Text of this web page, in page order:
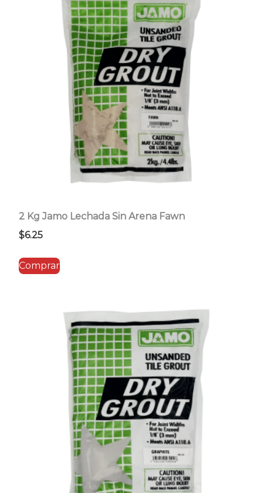
2 Kg Jamo Lechada Sin Arena Fawn
$6.25
Comprar